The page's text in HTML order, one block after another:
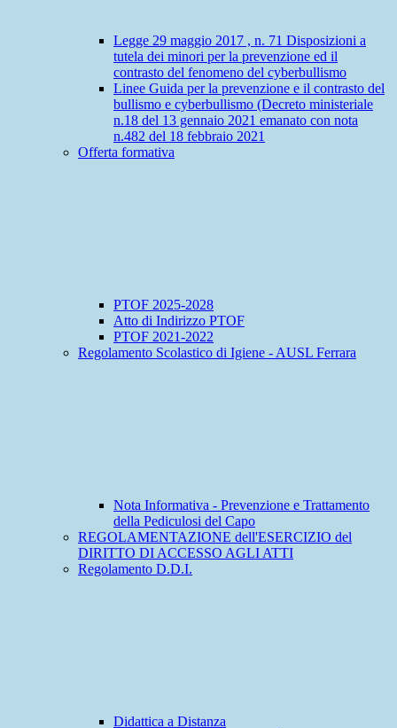
Legge 29 maggio 2017 , n. 71 Disposizioni a
tutela dei minori per la prevenzione ed il
contrasto del fenomeno del cyberbullismo
Linee Guida per la prevenzione e il contrasto del
bullismo e cyberbullismo (Decreto ministeriale
n.18 del 13 gennaio 2021 emanato con nota
n.482 del 18 febbraio 2021
Offerta formativa
PTOF 2025-2028
Atto di Indirizzo PTOF
PTOF 2021-2022
Regolamento Scolastico di Igiene - AUSL Ferrara
Nota Informativa - Prevenzione e Trattamento
della Pediculosi del Capo
REGOLAMENTAZIONE dell'ESERCIZIO del
DIRITTO DI ACCESSO AGLI ATTI
Regolamento D.D.I.
Didattica a Distanza